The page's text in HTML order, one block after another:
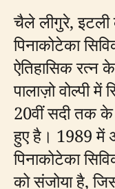
चैले लीगुरे,
पिनाकोटेका
ऐतिहासिक
पालाज़ो वोल्पी
20वीं सदी तक
हुए है। 1989 में
पिनाकोटेका
को संजोया है,